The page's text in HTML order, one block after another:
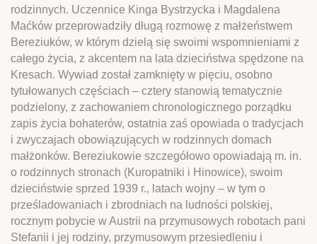
rodzinnych. Uczennice Kinga Bystrzycka i Magdalena
Maćków przeprowadziły długą rozmowę z małżeństwem
Bereziuków, w którym dzielą się swoimi wspomnieniami z
całego życia, z akcentem na lata dzieciństwa spędzone na
Kresach. Wywiad został zamknięty w pięciu, osobno
tytułowanych częściach – cztery stanowią tematycznie
podzielony, z zachowaniem chronologicznego porządku
zapis życia bohaterów, ostatnia zaś opowiada o tradycjach
i zwyczajach obowiązujących w rodzinnych domach
małżonków. Bereziukowie szczegółowo opowiadają m. in.
o rodzinnych stronach (Kuropatniki i Hinowice), swoim
dzieciństwie sprzed 1939 r., latach wojny – w tym o
prześladowaniach i zbrodniach na ludności polskiej,
rocznym pobycie w Austrii na przymusowych robotach pani
Stefanii i jej rodziny, przymusowym przesiedleniu i